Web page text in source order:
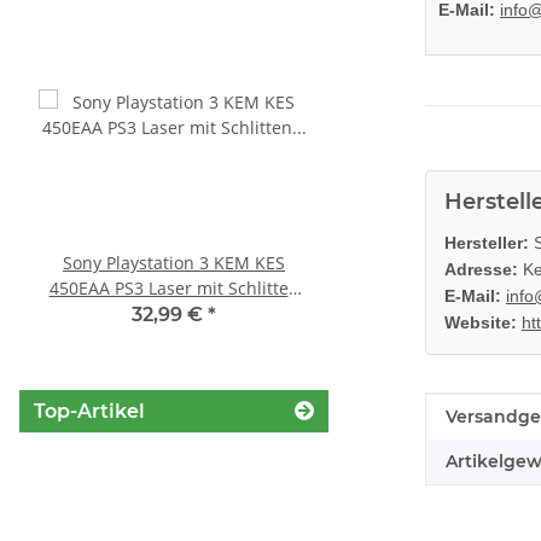
E-Mail:
Hersteller:
Adresse:
E-Mail:
Website:
Wert
Sony Playstation 3 KEM KES
450EAA PS3 Laser mit Schlitten
Blu-Ray Laufwerk gebraucht
32,99 € *
KEM 450AAA
Sony Playstation 3 PS3 Slim
gebraucht
10,99 € *
Top-Artikel